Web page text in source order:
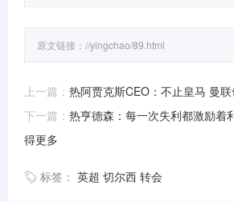
原文链接： //yingchao/89.html
上一篇： 热阿贾克斯CEO：不止皇马 曼
下一篇： 热亨德森：每一次失利都激励着
得更多
标签： 英超 切尔西 转会